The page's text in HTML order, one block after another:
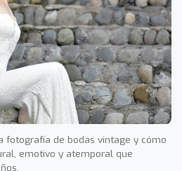
fotografía de bodas vintage y cómo
emotivo y atemporal que